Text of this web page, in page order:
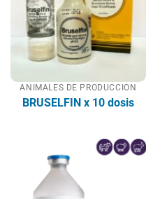
ANIMALES DE PRODUCCION
BRUSELFIN x 10 dosis